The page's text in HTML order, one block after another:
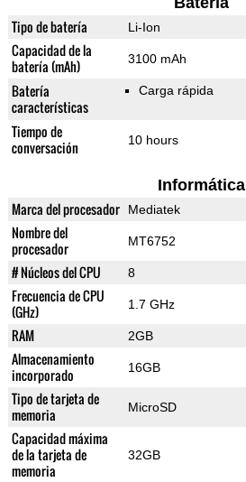
Tipo de batería Li-Ion
Capacidad de la
batería (mAh)
3100 mAh
Batería
características
Carga rápida
Tiempo de
conversación
10 hours
Informática
Marca del procesador Mediatek
Nombre del
procesador
MT6752
# Núcleos del CPU 8
Frecuencia de CPU
(GHz)
1.7 GHz
RAM 2GB
Almacenamiento
incorporado
16GB
Tipo de tarjeta de
memoria
MicroSD
Capacidad máxima
de la tarjeta de
memoria
32GB